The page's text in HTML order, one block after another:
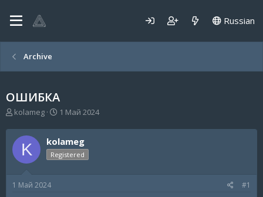
Russian
Archive
ОШИБКА
А
т
о
р
т
м
kolameg
Д
т
а
н
1 Май 2024
K kolameg
Registered
1 Май 2024 #1